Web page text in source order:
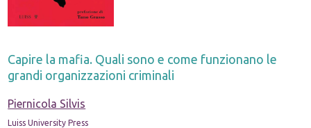
Capire la mafia. Quali sono e come funzionano le
grandi organizzazioni criminali
Piernicola Silvis
Luiss University Press